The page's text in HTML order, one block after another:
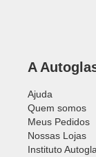
A
Ajuda
Quem somos
Meus Pedidos
Nossas Lojas
Instituto